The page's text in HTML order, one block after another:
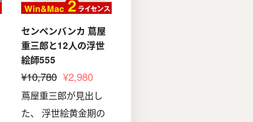
センペンバンカ 蔦屋
重三郎と12人の浮世
絵師555
¥10,780 ¥2,980
蔦屋重三郎が見出し
た、 浮世絵黄金期の